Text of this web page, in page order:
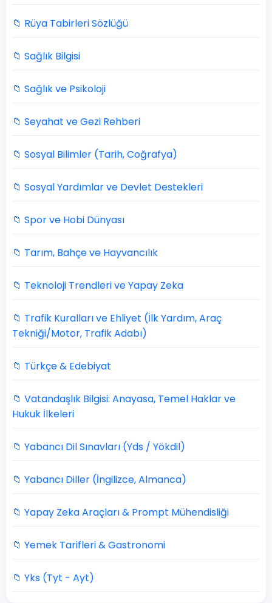
📁 Rüya Tabirleri Sözlüğü
📁 Sağlık Bilgisi
📁 Sağlık ve Psikoloji
📁 Seyahat ve Gezi Rehberi
📁 Sosyal Bilimler (Tarih, Coğrafya)
📁 Sosyal Yardımlar ve Devlet Destekleri
📁 Spor ve Hobi Dünyası
📁 Tarım, Bahçe ve Hayvancılık
📁 Teknoloji Trendleri ve Yapay Zeka
📁 Trafik Kuralları ve Ehliyet (İlk Yardım, Araç
Tekniği/Motor, Trafik Adabı)
📁 Türkçe & Edebiyat
📁 Vatandaşlık Bilgisi: Anayasa, Temel Haklar ve
Hukuk İlkeleri
📁 Yabancı Dil Sınavları (Yds / Yökdil)
📁 Yabancı Diller (İngilizce, Almanca)
📁 Yapay Zeka Araçları & Prompt Mühendisliği
📁 Yemek Tarifleri & Gastronomi
📁 Yks (Tyt - Ayt)